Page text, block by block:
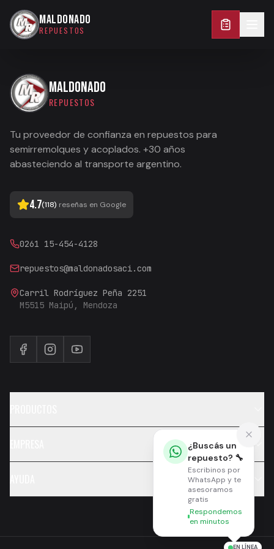
0261 15-454-4128
MALDONADO
REPUESTOS
MALDONADO
REPUESTOS
Tu proveedor de confianza en repuestos para
semirremolques y acoplados. +30 años
abasteciendo al transporte argentino.
4.7(118) reseñas en Google
0261 15-454-4128
repuestos@maldonadosaci.com
Carril Rodríguez Peña 2251
M5515 Maipú, Mendoza
¿Buscás un
repuesto? 🔧
Escribinos por
WhatsApp y te
asesoramos
gratis
Respondemos
en minutos
EN LÍNEA